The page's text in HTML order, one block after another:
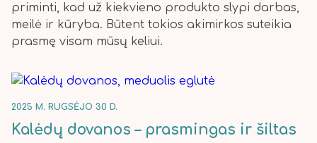
priminti, kad už kiekvieno produkto slypi darbas,
meilė ir kūryba. Būtent tokios akimirkos suteikia
prasmę visam mūsų keliui.
2025 M. RUGSĖJO 30 D.
Kalėdų dovanos – prasmingas ir šiltas